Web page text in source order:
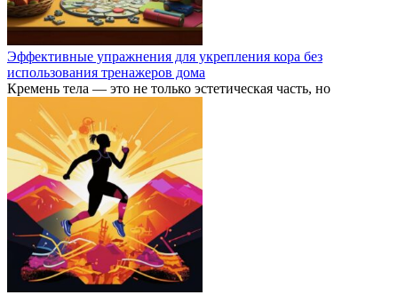
Эффективные упражнения для укрепления кора без
использования тренажеров дома
Кремень тела — это не только эстетическая часть, но